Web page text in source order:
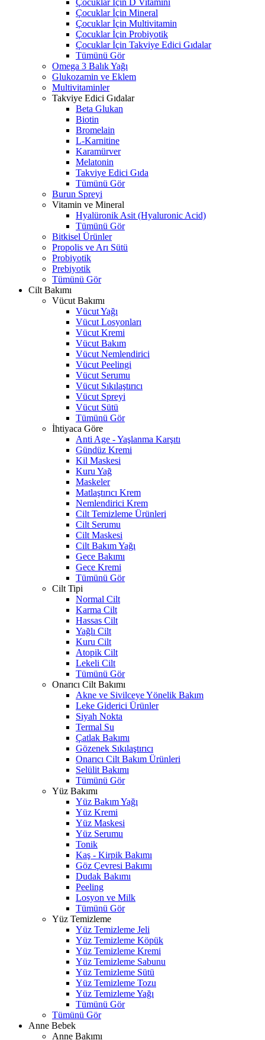
Çocuklar İçin D Vitamini
Çocuklar İçin Mineral
Çocuklar İçin Multivitamin
Çocuklar İçin Probiyotik
Çocuklar İçin Takviye Edici Gıdalar
Tümünü Gör
Omega 3 Balık Yağı
Glukozamin ve Eklem
Multivitaminler
Takviye Edici Gıdalar
Beta Glukan
Biotin
Bromelain
L-Karnitine
Karamürver
Melatonin
Takviye Edici Gıda
Tümünü Gör
Burun Spreyi
Vitamin ve Mineral
Hyalüronik Asit (Hyaluronic Acid)
Tümünü Gör
Bitkisel Ürünler
Propolis ve Arı Sütü
Probiyotik
Prebiyotik
Tümünü Gör
Cilt Bakımı
Vücut Bakımı
Vücut Yağı
Vücut Losyonları
Vücut Kremi
Vücut Bakım
Vücut Nemlendirici
Vücut Peelingi
Vücut Serumu
Vücut Sıkılaştırıcı
Vücut Spreyi
Vücut Sütü
Tümünü Gör
İhtiyaca Göre
Anti Age - Yaşlanma Karşıtı
Gündüz Kremi
Kil Maskesi
Kuru Yağ
Maskeler
Matlaştırıcı Krem
Nemlendirici Krem
Cilt Temizleme Ürünleri
Cilt Serumu
Cilt Maskesi
Cilt Bakım Yağı
Gece Bakımı
Gece Kremi
Tümünü Gör
Cilt Tipi
Normal Cilt
Karma Cilt
Hassas Cilt
Yağlı Cilt
Kuru Cilt
Atopik Cilt
Lekeli Cilt
Tümünü Gör
Onarıcı Cilt Bakımı
Akne ve Sivilceye Yönelik Bakım
Leke Giderici Ürünler
Siyah Nokta
Termal Su
Çatlak Bakımı
Gözenek Sıkılaştırıcı
Onarıcı Cilt Bakım Ürünleri
Selülit Bakımı
Tümünü Gör
Yüz Bakımı
Yüz Bakım Yağı
Yüz Kremi
Yüz Maskesi
Yüz Serumu
Tonik
Kaş - Kirpik Bakımı
Göz Çevresi Bakımı
Dudak Bakımı
Peeling
Losyon ve Milk
Tümünü Gör
Yüz Temizleme
Yüz Temizleme Jeli
Yüz Temizleme Köpük
Yüz Temizleme Kremi
Yüz Temizleme Sabunu
Yüz Temizleme Sütü
Yüz Temizleme Tozu
Yüz Temizleme Yağı
Tümünü Gör
Tümünü Gör
Anne Bebek
Anne Bakımı